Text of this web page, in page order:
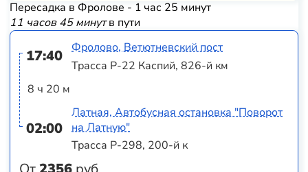
Пересадка в Фролове - 1 час 25 минут
11 часов 45 минутв пути
17:40
8 ч 20 м
02:00
Фролово, Ветютневский пост
Трасса Р-22 Каспий, 826-й км
Латная, Автобусная остановка "Поворот
на Латную"
Трасса Р-298, 200-й к